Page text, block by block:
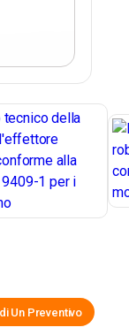
Un Preventivo